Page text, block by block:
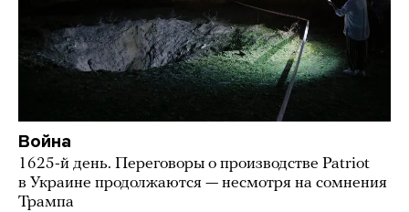
Война
1625-й день. Переговоры о производстве Patriot
в Украине продолжаются — несмотря на сомнения
Трампа